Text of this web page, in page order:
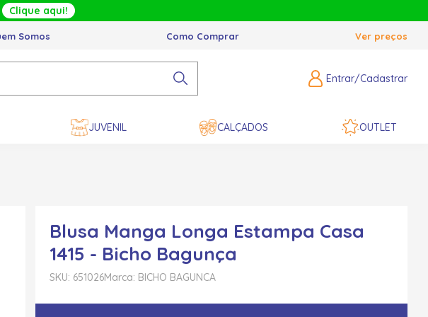
Clique aqui!
Somos Como Comprar Ver preços
Entrar/Cadastrar
JUVENIL CALÇADOS OUTLET
Blusa Manga Longa Estampa Casa
1415 - Bicho Bagunça
SKU: 651026Marca: BICHO BAGUNCA